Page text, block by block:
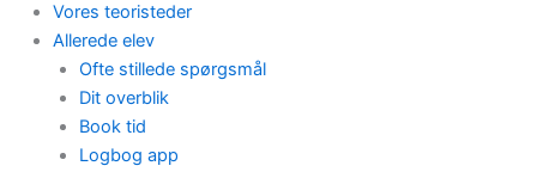
Vores teoristeder
Allerede elev
Ofte stillede spørgsmål
Dit overblik
Book tid
Logbog app